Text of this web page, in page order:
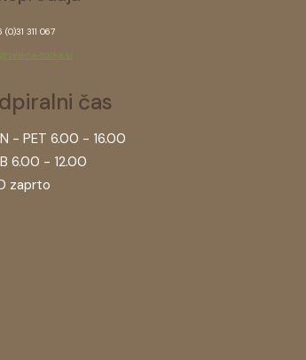
(0)31 311 067
tocka.si
čas
- PET 6.00 - 16.00
6.00 - 12.00
zaprto